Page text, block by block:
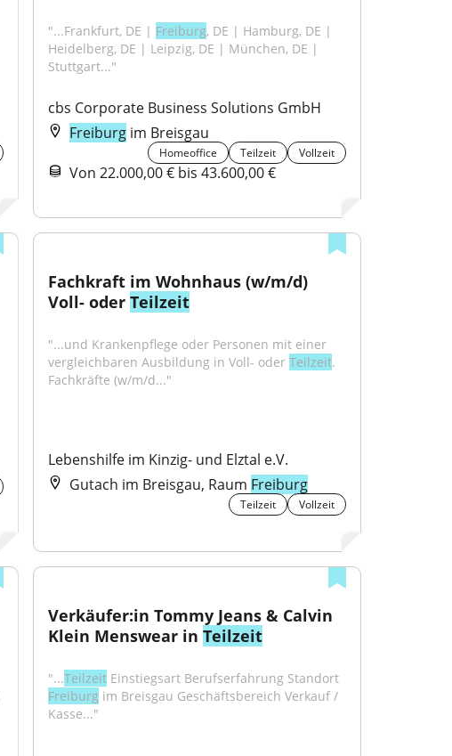
"...Frankfurt, DE | Freiburg, DE | Hamburg, DE |
Heidelberg, DE | Leipzig, DE | München, DE |
Stuttgart..."
cbs Corporate Business Solutions GmbH
Freiburgim Breisgau
Homeoffice Teilzeit Vollzeit
Von 22.000,00 € bis 43.600,00 €
Fachkraft im Wohnhaus (w/m/d)
Voll- oder Teilzeit
"...und Krankenpflege oder Personen mit einer
vergleichbaren Ausbildung in Voll- oder Teilzeit.
Fachkräfte (w/m/d..."
Lebenshilfe im Kinzig- und Elztal e.V.
Gutach im Breisgau, Raum Freiburg
Teilzeit Vollzeit
Verkäufer:in Tommy Jeans & Calvin
Klein Menswear in Teilzeit
"...Teilzeit
Einstiegsart Berufserfahrung Standort
Freiburg im Breisgau Geschäftsbereich Verkauf /
Kasse..."